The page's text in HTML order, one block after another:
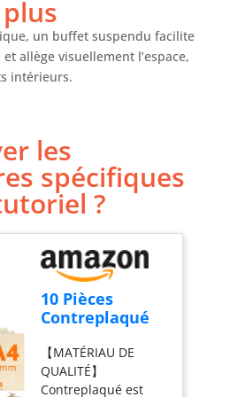
plus
un buffet suspendu facilite
allège visuellement l’espace,
intérieurs.
les
spécifiques
?
10 Pièces
Contreplaqué
300mm×210mm
Contreplaqué
3mm, Planche
【MATÉRIAU DE
QUALITÉ】
Contreplaqué est